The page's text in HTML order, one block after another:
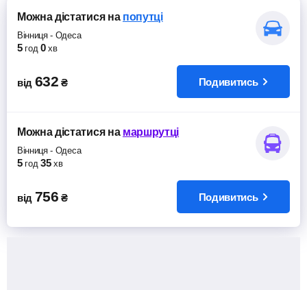
Можна дістатисяна попутці
Вінниця- Одеса
5 год 0 хв
від 632 ₴ Подивитись
Можна дістатисяна маршрутці
Вінниця- Одеса
5 год 35 хв
від 756 ₴ Подивитись